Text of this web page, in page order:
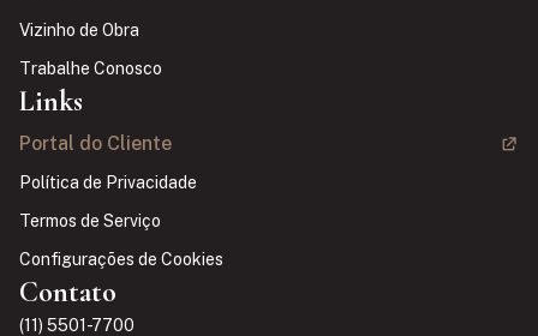
Vizinho de Obra
Trabalhe Conosco
Links
Portal do Cliente
Política de Privacidade
Termos de Serviço
Configurações de Cookies
Contato
(11) 5501-7700